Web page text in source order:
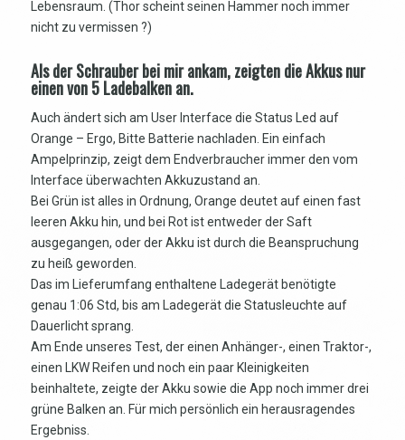
Lebensraum. (Thor scheint seinen Hammer noch immer
nicht zu vermissen ?)
Als der Schrauber bei mir ankam, zeigten die Akkus nur
einen von 5 Ladebalken an.
Auch ändert sich am User Interface die Status Led auf
Orange – Ergo, Bitte Batterie nachladen. Ein einfach
Ampelprinzip, zeigt dem Endverbraucher immer den vom
Interface überwachten Akkuzustand an.
Bei Grün ist alles in Ordnung, Orange deutet auf einen fast
leeren Akku hin, und bei Rot ist entweder der Saft
ausgegangen, oder der Akku ist durch die Beanspruchung
zu heiß geworden.
Das im Lieferumfang enthaltene Ladegerät benötigte
genau 1:06 Std, bis am Ladegerät die Statusleuchte auf
Dauerlicht sprang.
Am Ende unseres Test, der einen Anhänger-, einen Traktor-,
einen LKW Reifen und noch ein paar Kleinigkeiten
beinhaltete, zeigte der Akku sowie die App noch immer drei
grüne Balken an. Für mich persönlich ein herausragendes
Ergebniss.